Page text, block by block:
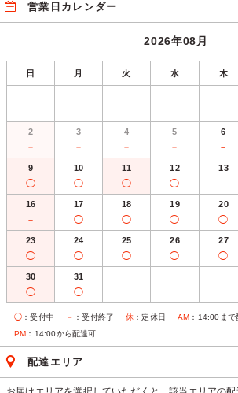
営業日カレンダー
2026年08月
日 月 火 水 木
2
－
3
－
4
－
5
－
6
－
9
◯
10
◯
11
◯
12
◯
13
－
16
－
17
◯
18
◯
19
◯
20
◯
23
◯
24
◯
25
◯
26
◯
27
◯
30
◯
31
◯
◯ ：受付中 － ：受付終了 休 ：定休日 AM ：14:00まで
PM ：14:00から配達可
配達エリア